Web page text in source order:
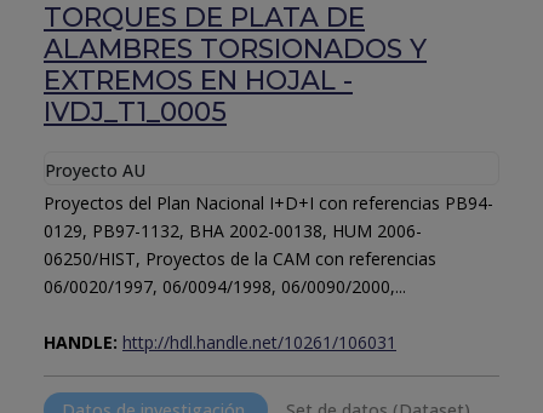
TORQUES DE PLATA DE
ALAMBRES TORSIONADOS Y
EXTREMOS EN HOJAL -
IVDJ_T1_0005
Proyecto AU
Proyectos del Plan Nacional I+D+I con referencias PB94-
0129, PB97-1132, BHA 2002-00138, HUM 2006-
06250/HIST, Proyectos de la CAM con referencias
06/0020/1997, 06/0094/1998, 06/0090/2000,...
HANDLE: http://hdl.handle.net/10261/106031